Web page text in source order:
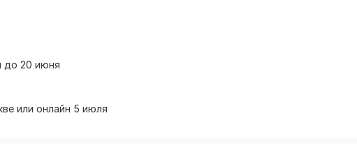
до 20 июня
или онлайн 5 июля